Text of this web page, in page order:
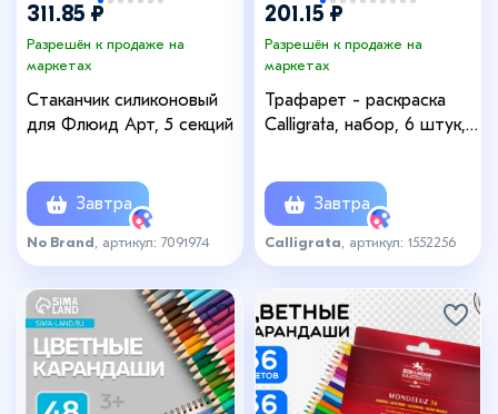
311.85 ₽
Разрешён к продаже на
маркетах
Стаканчик силиконовый
для Флюид Арт, 5 секций
Завтра
No Brand , артикул: 7091974
201.15 ₽
Разрешён к продаже на
маркетах
Трафарет - раскраска
Calligrata, набор, 6 штук,
Завтра
Calligrata , артикул: 1552256